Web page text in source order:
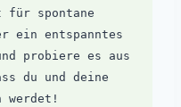
spontane
ein entspanntes
probiere es aus
du und deine
werdet!